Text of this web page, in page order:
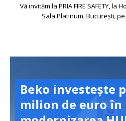
Vă invităm la PRIA FIRE SAFETY, la
Sala Platinum, București,
Beko investește
milion de euro în